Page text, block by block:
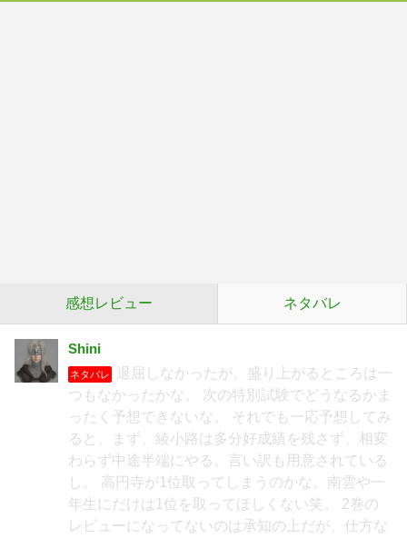
感想レビュー ネタバレ
Shini
ネタバレ
退屈しなかったが、盛り上がるところは一
つもなかったかな。 次の特別試験でどうなるかま
ったく予想できないな。 それでも一応予想してみ
ると、まず、綾小路は多分好成績を残さず、相変
わらず中途半端にやる。言い訳も用意されている
し。 高円寺が1位取ってしまうのかな。南雲や一
年生にだけは1位を取ってほしくない笑。 2巻の
レビューになってないのは承知の上だが、仕方な